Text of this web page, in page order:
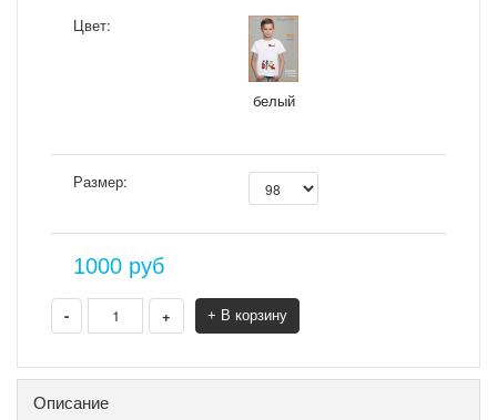
Цвет:
белый
Размер:
1000 руб
- + + В корзину
Описание